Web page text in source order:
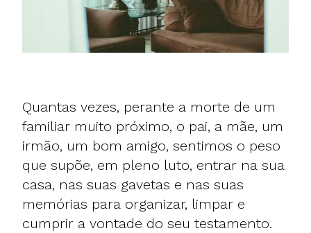
Quantas vezes, perante a morte de um
familiar muito próximo, o pai, a mãe, um
irmão, um bom amigo, sentimos o peso
que supõe, em pleno luto, entrar na sua
casa, nas suas gavetas e nas suas
memórias para organizar, limpar e
cumprir a vontade do seu testamento.